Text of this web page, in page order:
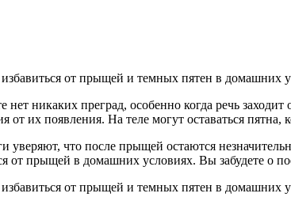
нет никаких преград, особенно когда речь
от их появления. На теле могут оставаться
уверяют, что после прыщей остаются
от прыщей в домашних условиях. Вы забудете о